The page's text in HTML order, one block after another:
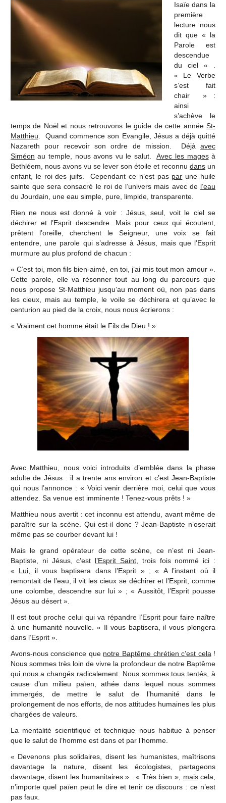
Isaïe dans la
première
lecture nous
dit que « la
Parole est
descendue
du ciel « .
« Le Verbe
s’est fait
chair » :
ainsi
s’achève le
temps de Noël et nous retrouvons le guide de cette annéeSt-
Matthieu . Quand commence son Evangile, Jésus a déjà quitté
Nazareth pour recevoir son ordre de mission. Déjàavec
Siméon au temple, nous avons vu le salut.Avec les magesà
Bethléem, nous avons vu se lever son étoile et reconnudans un
enfant, le roi des juifs. Cependant ce n’est pas par une huile
sainte que sera consacré le roi de l’univers mais avec de l’eau
du Jourdain, une eau simple, pure, limpide, transparente.
Rien ne nous est donné à voir : Jésus, seul, voit le ciel se
déchirer et l’Esprit descendre. Mais pour ceux qui écoutent,
prêtent l’oreille, cherchent le Seigneur, une voix se fait
entendre, une parole qui s’adresse à Jésus, mais que l’Esprit
murmure au plus profond de chacun :
« C’est toi, mon fils bien-aimé, en toi, j’ai mis tout mon amour ».
Cette parole, elle va résonner tout au long du parcours que
nous propose St-Matthieu jusqu’au moment où, non pas dans
les cieux, mais au temple, le voile se déchirera et qu’avec le
centurion au pied de la croix, nous nous écrierons :
« Vraiment cet homme était le Fils de Dieu ! »
Avec Matthieu, nous voici introduits d’emblée dans la phase
adulte de Jésus : il a trente ans environ et c’est Jean-Baptiste
qui nous l’annonce : « Voici venir derrière moi, celui que vous
attendez. Sa venue est imminente ! Tenez-vous prêts ! »
Matthieu nous avertit : cet inconnu est attendu, avant même de
paraître sur la scène. Qui est-il donc ? Jean-Baptiste n’oserait
même pas se courber devant lui !
Mais le grand opérateur de cette scène, ce n’est ni Jean-
Baptiste, ni Jésus, c’est l’Esprit Saint , trois fois nommé ici :
« Lui,
il vous baptisera dans l’Esprit » ; « A l’instant où il
remontait de l’eau, il vit les cieux se déchirer et l’Esprit, comme
une colombe, descendre sur lui » ; « Aussitôt, l’Esprit pousse
Jésus au désert ».
Il est tout proche celui qui va répandre l’Esprit pour faire naître
à une humanité nouvelle. « Il vous baptisera, il vous plongera
dans l’Esprit ».
Avons-nous conscience que notre Baptême chrétien c’est cela !
Nous sommes très loin de vivre la profondeur de notre Baptême
qui nous a changés radicalement. Nous sommes tous tentés, à
cause d’un milieu païen, athée dans lequel nous sommes
immergés, de mettre le salut de l’humanité dans le
prolongement de nos efforts, de nos attitudes humaines les plus
chargées de valeurs.
La mentalité scientifique et technique nous habitue à penser
que le salut de l’homme est dans et par l’homme.
« Devenons plus solidaires, disent les humanistes, maîtrisons
davantage la nature, disent les écologistes, partageons
davantage, disent les humanitaires ». « Très bien », maiscela,
n’importe quel païen peut le dire et tenir ce discours : ce n’est
pas faux.